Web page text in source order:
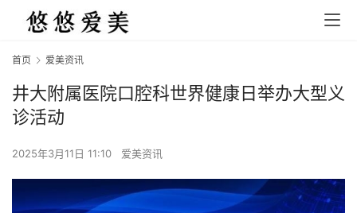
首页 爱美资讯
井大附属医院口腔科世界健康日举办大型义
诊活动
2025年3月11日 11:10 爱美资讯